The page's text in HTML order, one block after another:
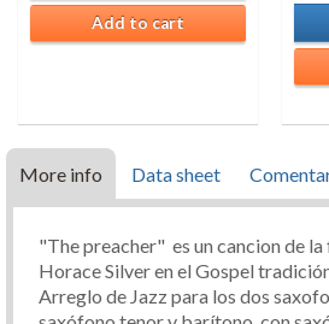
Add to cart
More info Data sheet
"The preacher" es un cancion de
Horace Silver en el Gospel
Arreglo de Jazz para los dos